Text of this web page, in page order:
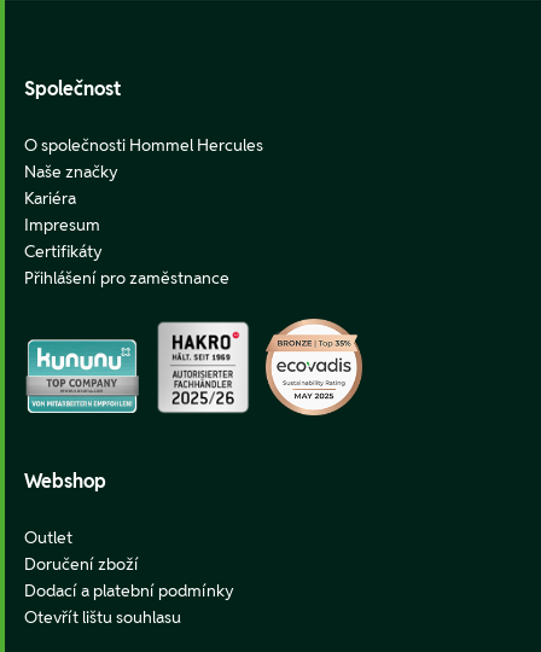
Společnost
O společnosti Hommel Hercules
Naše značky
Kariéra
Impresum
Certifikáty
Přihlášení pro zaměstnance
Webshop
Outlet
Doručení zboží
Dodací a platební podmínky
Otevřít lištu souhlasu